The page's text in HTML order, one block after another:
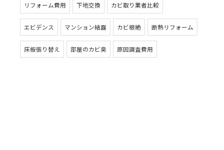
リフォーム費用 下地交換 カビ取り業者比較
エビデンス マンション結露 カビ根絶 断熱リフォーム
床板張り替え 部屋のカビ臭 原因調査費用